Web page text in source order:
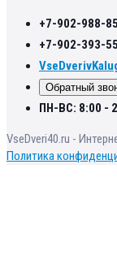
+7-902-988-
+7-902-393-
Обратный
ПН-ВС: 8:00 -
VseDveri40.ru -
Политика